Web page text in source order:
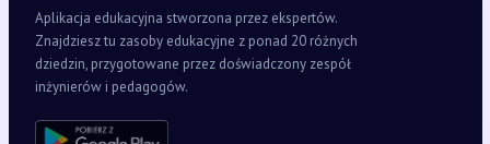
Aplikacja edukacyjna stworzona przez ekspertów.
Znajdziesz tu zasoby edukacyjne z ponad 20 różnych
dziedzin, przygotowane przez doświadczony zespół
inżynierów i pedagogów.